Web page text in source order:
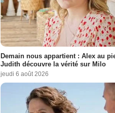
Demain nous appartient : Alex au
Judith découvre la vérité sur Milo
jeudi 6 août 2026